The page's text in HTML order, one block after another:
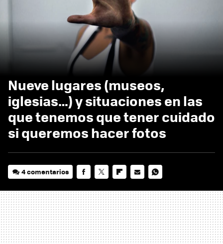
Nueve lugares (museos,
iglesias…) y situaciones en las
que tenemos que tener cuidado
si queremos hacer fotos
4 comentarios
MAIL